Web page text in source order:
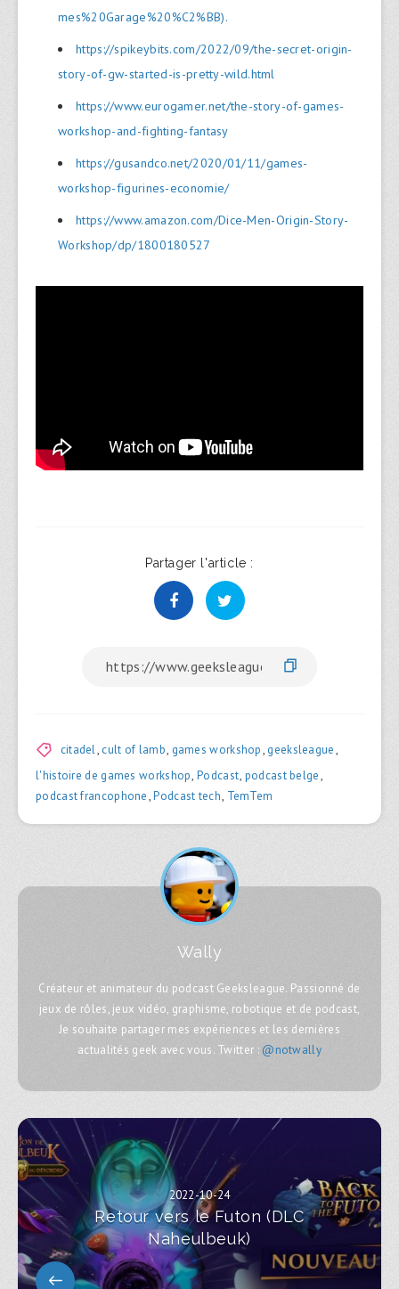
mes%20Garage%20%C2%BB).
https://spikeybits.com/2022/09/the-secret-origin-
story-of-gw-started-is-pretty-wild.html
https://www.eurogamer.net/the-story-of-games-
workshop-and-fighting-fantasy
https://gusandco.net/2020/01/11/games-
workshop-figurines-economie/
https://www.amazon.com/Dice-Men-Origin-Story-
Workshop/dp/1800180527
Partager l'article :
citadel, cult of lamb, games workshop, geeksleague,
l'histoire de games workshop,Podcast, podcast belge,
podcast francophone,Podcast tech, TemTem
Wally
Créateur et animateur du podcast Geeksleague. Passionné de
jeux de rôles, jeux vidéo, graphisme, robotique et de podcast,
Je souhaite partager mes expériences et les dernières
actualités geek avec vous. Twitter : @notwally
2022-10-24
Retour vers le Futon (DLC
Naheulbeuk)